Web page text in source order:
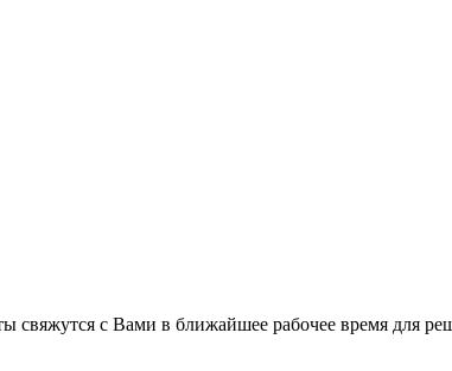
с Вами в ближайшее рабочее время для